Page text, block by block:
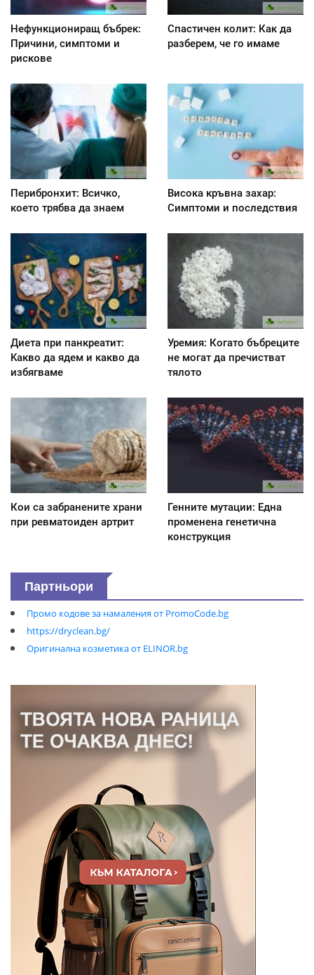
Нефункциониращ бъбрек:
Причини, симптоми и
рискове
Спастичен колит: Как да
разберем, че го имаме
Перибронхит: Всичко,
което трябва да знаем
Висока кръвна захар:
Симптоми и последствия
Диета при панкреатит:
Kакво да ядем и какво да
избягваме
Уремия: Когато бъбреците
не могат да пречистват
тялото
Кои са забранените храни
при ревматоиден артрит
Генните мутации: Една
променена генетична
конструкция
Партньори
Промо кодове за намаления от PromoCode.bg
https://dryclean.bg/
Оригинална козметика от ELINOR.bg